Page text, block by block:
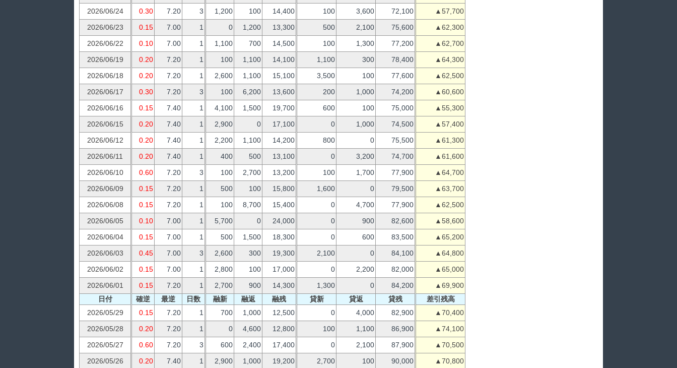
2026/06/24
0.30 7.20 3 1,200 100 14,400 100 3,600 72,100
▲57,700
2026/06/23
0.15 7.00 1 0 1,200 13,300 500 2,100 75,600
▲62,300
2026/06/22
0.10 7.00 1 1,100 700 14,500 100 1,300 77,200
▲62,700
2026/06/19
0.20 7.20 1 100 1,100 14,100 1,100 300 78,400
▲64,300
2026/06/18
0.20 7.20 1 2,600 1,100 15,100 3,500 100 77,600
▲62,500
2026/06/17
0.30 7.20 3 100 6,200 13,600 200 1,000 74,200
▲60,600
2026/06/16
0.15 7.40 1 4,100 1,500 19,700 600 100 75,000
▲55,300
2026/06/15
0.20 7.40 1 2,900 0 17,100 0 1,000 74,500
▲57,400
2026/06/12
0.20 7.40 1 2,200 1,100 14,200 800 0 75,500
▲61,300
2026/06/11
0.20 7.40 1 400 500 13,100 0 3,200 74,700
▲61,600
2026/06/10
0.60 7.20 3 100 2,700 13,200 100 1,700 77,900
▲64,700
2026/06/09
0.15 7.20 1 500 100 15,800 1,600 0 79,500
▲63,700
2026/06/08
0.15 7.20 1 100 8,700 15,400 0 4,700 77,900
▲62,500
2026/06/05
0.10 7.00 1 5,700 0 24,000 0 900 82,600
▲58,600
2026/06/04
0.15 7.00 1 500 1,500 18,300 0 600 83,500
▲65,200
2026/06/03
0.45 7.00 3 2,600 300 19,300 2,100 0 84,100
▲64,800
2026/06/02
0.15 7.00 1 2,800 100 17,000 0 2,200 82,000
▲65,000
2026/06/01
0.15 7.20 1 2,700 900 14,300 1,300 0 84,200
▲69,900
日付
確逆 最逆 日数 融新 融返 融残 貸新 貸返 貸残
差引残高
2026/05/29
0.15 7.20 1 700 1,000 12,500 0 4,000 82,900
▲70,400
2026/05/28
0.20 7.20 1 0 4,600 12,800 100 1,100 86,900
▲74,100
2026/05/27
0.60 7.20 3 600 2,400 17,400 0 2,100 87,900
▲70,500
2026/05/26
0.20 7.40 1 2,900 1,000 19,200 2,700 100 90,000
▲70,800